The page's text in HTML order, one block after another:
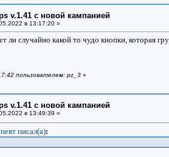
v.1.41 с новой кампанией
в 13:17:20 »
ли случайно какой то чудо кнопки, которая
пользователем: pz_3 »
v.1.41 с новой кампанией
в 13:49:39 »
писал(a):